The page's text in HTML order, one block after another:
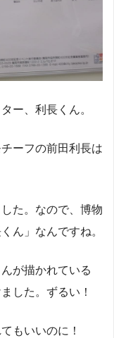
ー、利長くん。
ーフの前田利長は
た。なので、博物
ん」なんですね。
が描かれている
した。ずるい！
もいいのに！